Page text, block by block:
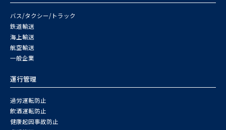
バス/タクシー/トラック
鉄道輸送
海上輸送
航空輸送
一般企業
運行管理
過労運転防止
飲酒運転防止
健康起因事故防止